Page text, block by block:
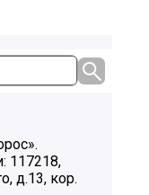
117218,
д.13, кор.